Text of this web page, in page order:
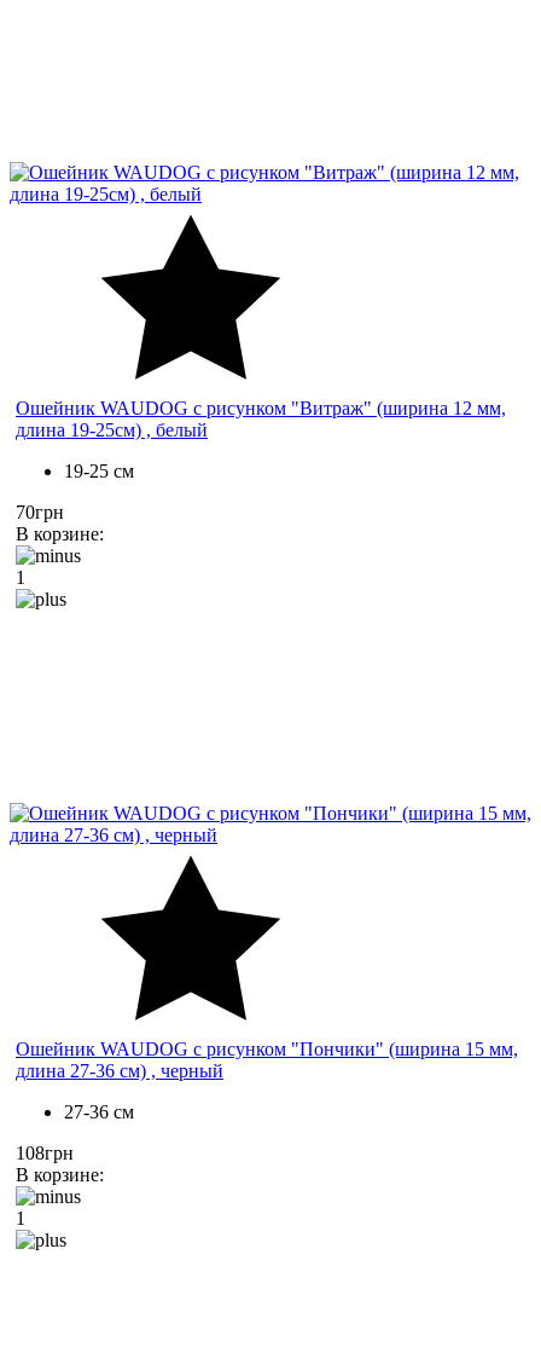
Ошейник WAUDOG с рисунком "Витраж" (ширина 12 мм,
длина 19-25см) , белый
19-25 см
70грн
В корзине:
1
Ошейник WAUDOG с рисунком "Пончики" (ширина 15 мм,
длина 27-36 см) , черный
27-36 см
108грн
В корзине:
1